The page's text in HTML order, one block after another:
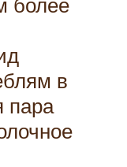
в
пара